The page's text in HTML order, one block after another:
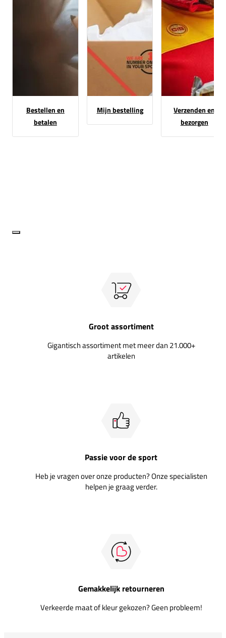
Bestellen en
betalen
Mijn bestelling
Verzenden en
bezorgen
Groot assortiment
Gigantisch assortiment met meer dan 21.000+
artikelen
Passie voor de sport
Heb je vragen over onze producten? Onze specialisten
helpen je graag verder.
Gemakkelijk retourneren
Verkeerde maat of kleur gekozen? Geen probleem!